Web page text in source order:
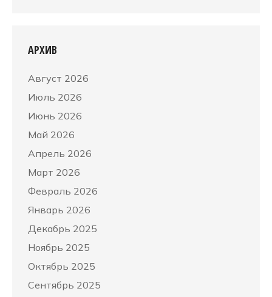
АРХИВ
Август 2026
Июль 2026
Июнь 2026
Май 2026
Апрель 2026
Март 2026
Февраль 2026
Январь 2026
Декабрь 2025
Ноябрь 2025
Октябрь 2025
Сентябрь 2025